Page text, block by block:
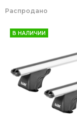
Распродано
В НАЛИЧИИ